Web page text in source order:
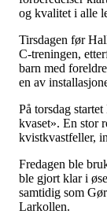
og kvalitet i alle
Tirsdagen før
C-treningen,
barn med
en av
På torsdag
kvaset». En stor
kvistkvastfeller,
Fredagen ble
ble gjort klar i
samtidig som
Larkollen.